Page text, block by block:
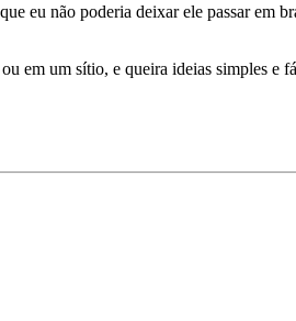
eu não poderia deixar ele passar em
em um sítio, e queira ideias simples e